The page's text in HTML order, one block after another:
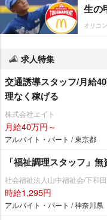
生の
オリコ
求人特集
交通誘導スタッフ/月給
理なく稼げる
株式会社エイト
月給40万円～
アルバイト・パート / 東京都
「福祉調理スタッフ」
社会福祉法人山中福祉会/下和
時給1,295円
アルバイト・パート / 神奈川県